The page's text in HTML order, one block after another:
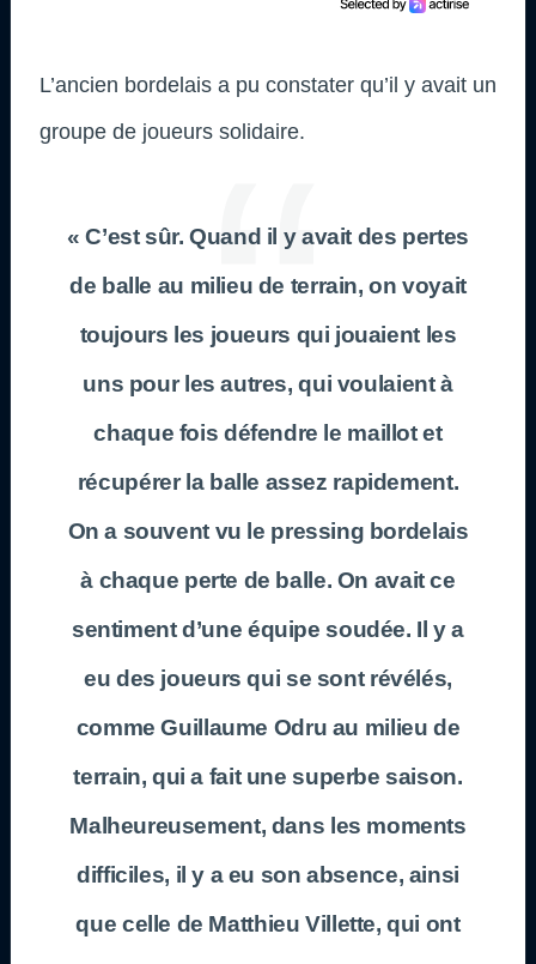
L’ancien bordelais a pu constater qu’il y avait un
groupe de joueurs solidaire.
« C’est sûr. Quand il y avait des pertes
de balle au milieu de terrain, on voyait
toujours les joueurs qui jouaient les
uns pour les autres, qui voulaient à
chaque fois défendre le maillot et
récupérer la balle assez rapidement.
On a souvent vu le pressing bordelais
à chaque perte de balle. On avait ce
sentiment d’une équipe soudée. Il y a
eu des joueurs qui se sont révélés,
comme Guillaume Odru au milieu de
terrain, qui a fait une superbe saison.
Malheureusement, dans les moments
difficiles, il y a eu son absence, ainsi
que celle de Matthieu Villette, qui ont